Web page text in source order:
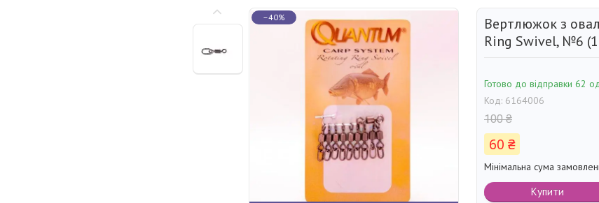
–40%
Вертлюжок з
Ring Swivel, №6
Готово до відправки 62
Код: 6164006
100 ₴
60 ₴
Мінімальна сума
Купити